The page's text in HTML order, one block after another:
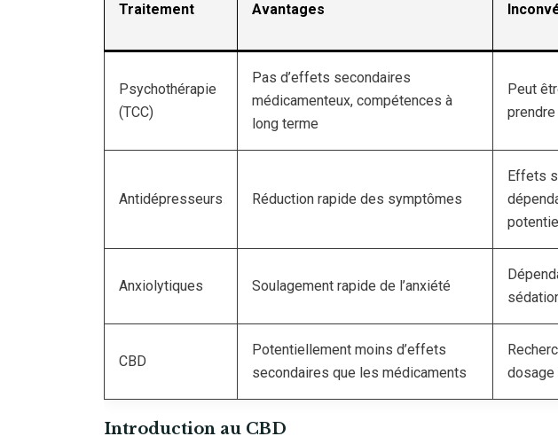
Traitement Avantages
Psychothérapie
(TCC)
Pas d’effets secondaires
médicamenteux, compétences à
long terme
Peut
Antidépresseurs Réduction rapide des symptômes
Effets
Anxiolytiques Soulagement rapide de l’anxiété
CBD
Potentiellement moins d’effets
secondaires que les médicaments
dosage
Introduction au CBD